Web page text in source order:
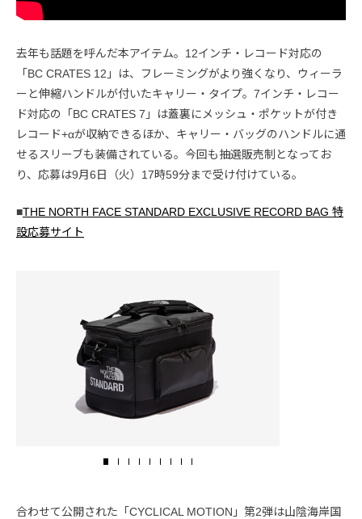
去年も話題を呼んだ本アイテム。12インチ・レコード対応の
「BC CRATES 12」は、フレーミングがより強くなり、ウィーラ
ーと伸縮ハンドルが付いたキャリー・タイプ。7インチ・レコー
ド対応の「BC CRATES 7」は蓋裏にメッシュ・ポケットが付き
レコード+αが収納できるほか、キャリー・バッグのハンドルに通
せるスリーブも装備されている。今回も抽選販売制となってお
り、応募は9月6日（火）17時59分まで受け付けている。
■THE NORTH FACE STANDARD EXCLUSIVE RECORD BAG 特
設応募サイト
合わせて公開された「CYCLICAL MOTION」第2弾は山陰海岸国